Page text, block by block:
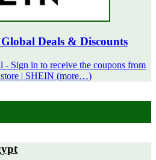
Deals & Discounts
Sign in to receive the coupons from
| SHEIN (more…)